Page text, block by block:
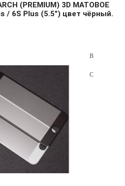
(PREMIUM) 3D МАТОВОЕ
/ 6S Plus (5.5") цвет чёрный.